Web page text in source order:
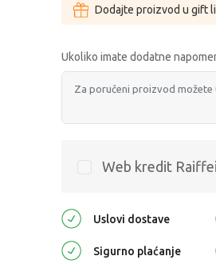
Dodajte proizvod u gift
Ukoliko imate dodatne
Web kredit
Uslovi dostave
Sigurno plaćanje